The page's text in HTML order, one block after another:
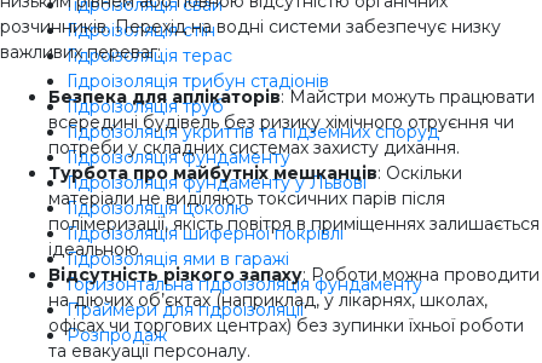
Гідроізоляція свай
Гідроізоляція стін
Гідроізоляція терас
Гідроізоляція трибун стадіонів
Гідроізоляція труб
Гідроізоляція укриттів та підземних споруд
Гідроізоляція фундаменту
Гідроізоляція фундаменту у Львові
Гідроізоляція цоколю
Гідроізоляція шиферної покрівлі
Гідроізоляція ями в гаражі
Горизонтальна гідроізоляція фундаменту
Праймери для гідроізоляції
Розпродаж
розчинників. Перехід на водні системи забезпечує низку
важливих переваг:
Безпека для аплікаторів: Майстри можуть працювати
всередині будівель без ризику хімічного отруєння чи
потреби у складних системах захисту дихання.
Турбота про майбутніх мешканців: Оскільки
матеріали не виділяють токсичних парів після
полімеризації, якість повітря в приміщеннях залишається
ідеальною.
Відсутність різкого запаху: Роботи можна проводити
на діючих об’єктах (наприклад, у лікарнях, школах,
офісах чи торгових центрах) без зупинки їхньої роботи
та евакуації персоналу.